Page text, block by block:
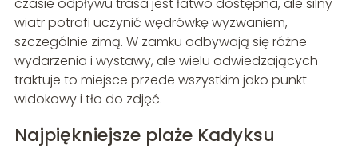
wiatr potrafi uczynić wędrówkę wyzwaniem,
szczególnie zimą. W zamku odbywają się różne
wydarzenia i wystawy, ale wielu odwiedzających
traktuje to miejsce przede wszystkim jako punkt
widokowy i tło do zdjęć.
Najpiękniejsze plaże Kadyksu